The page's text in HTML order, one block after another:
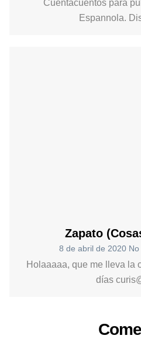
Cuentacuentos para
Espannola.
Zapato
8 de abril de 2020
Holaaaaa, que me lleva
días